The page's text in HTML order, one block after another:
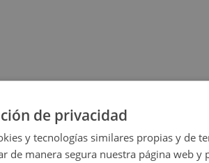
de privacidad
y tecnologías similares propias y de
de manera segura nuestra página web